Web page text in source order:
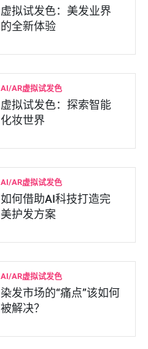
虚拟试发色：美发业界
的全新体验
AI/AR虚拟试发色
虚拟试发色：探索智能
化妆世界
AI/AR虚拟试发色
如何借助AI科技打造完
美护发方案
AI/AR虚拟试发色
染发市场的“痛点”该如何
被解决？